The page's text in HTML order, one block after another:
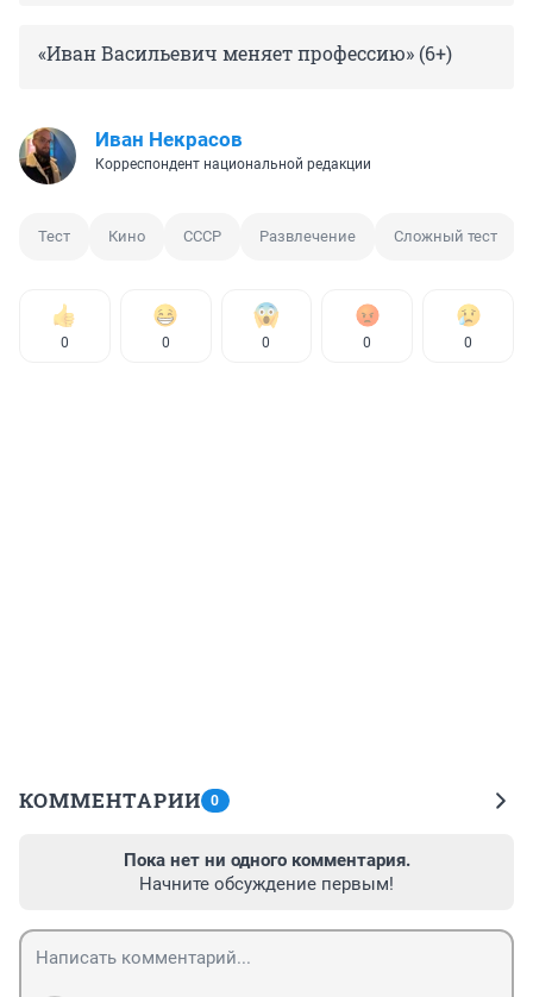
«Иван Васильевич меняет профессию» (6+)
Иван Некрасов
Корреспондент национальной редакции
Тест Кино СССР Развлечение Сложный тест
0 0 0 0 0
КОММЕНТАРИИ 0
Пока нет ни одного комментария.
Начните обсуждение первым!